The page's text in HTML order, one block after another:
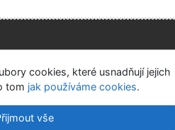
Soukromí
nám Nastavení cookies
Vltavou
cookies, které usnadňují jejich
tom jak používáme cookies.
vše